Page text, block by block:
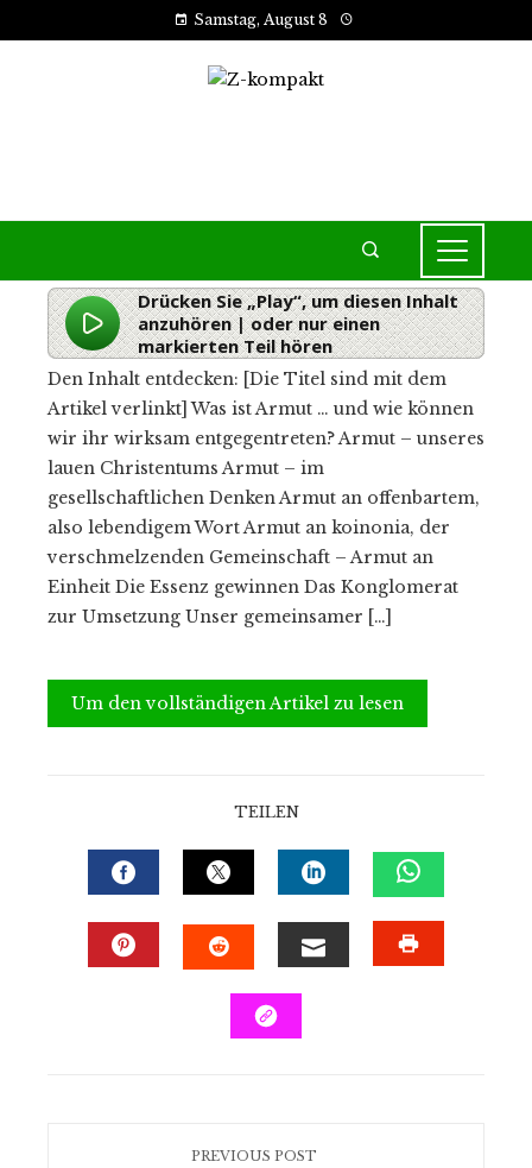
Samstag, August 8
Drücken Sie „Play“, um diesen Inhalt
anzuhören | oder nur einen
markierten Teil hören
Den Inhalt entdecken: [Die Titel sind mit dem
Artikel verlinkt] Was ist Armut … und wie können
wir ihr wirksam entgegentreten? Armut – unseres
lauen Christentums Armut – im
gesellschaftlichen Denken Armut an offenbartem,
also lebendigem Wort Armut an koinonia, der
verschmelzenden Gemeinschaft – Armut an
Einheit Die Essenz gewinnen Das Konglomerat
zur Umsetzung Unser gemeinsamer […]
Um den vollständigen Artikel zu lesen
TEILEN
PREVIOUS POST